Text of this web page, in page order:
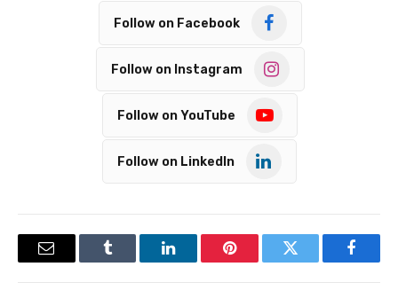
Follow on Facebook
Follow on Instagram
Follow on YouTube
Follow on LinkedIn
Facebook
Twitter
Pinterest
LinkedIn
Tumblr
Email